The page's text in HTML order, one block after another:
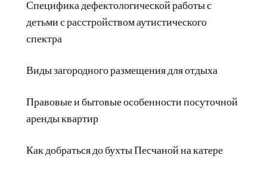
Специфика дефектологической работы с
детьми с расстройством аутистического
спектра
Виды загородного размещения для отдыха
Правовые и бытовые особенности посуточной
аренды квартир
Как добраться до бухты Песчаной на катере